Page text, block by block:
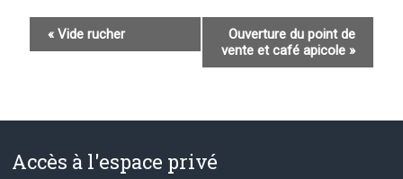
a
i
« Vide rucher
Ouverture du point de
vente et café apicole »
Accès à l'espace privé